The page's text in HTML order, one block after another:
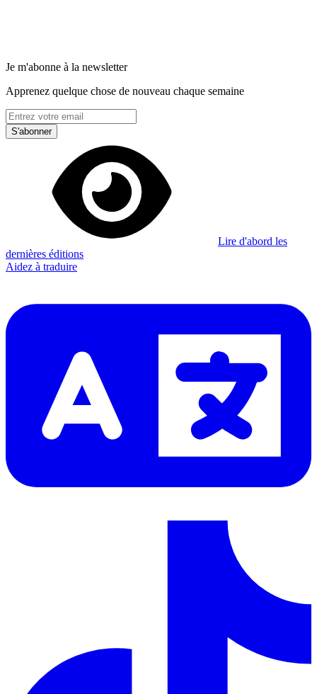
Je m'abonne à la newsletter
Apprenez quelque chose de nouveau chaque semaine
S'abonner
Lire d'abord les
dernières éditions
Aidez à traduire